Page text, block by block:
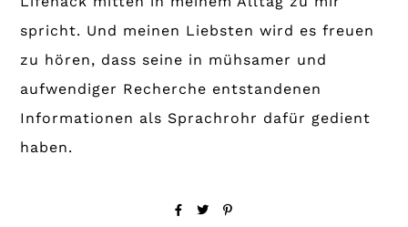
spricht. Und meinen Liebsten wird es freuen
zu hören, dass seine in mühsamer und
aufwendiger Recherche entstandenen
Informationen als Sprachrohr dafür gedient
haben.